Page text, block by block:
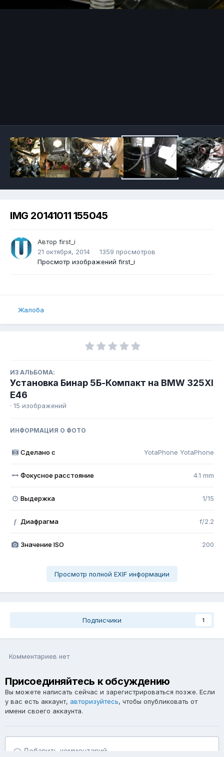
IMG 20141011 155045
Автор first_i
21 октября, 2014
1359 просмотров
Просмотр изображений first_i
Жалоба
ИЗ АЛЬБОМА:
Установка Бинар 5Б-Компакт на BMW 325XI
E46
· 15 изображений
ИНФОРМАЦИЯ О ФОТО
Сделано с YotaPhone YotaPhone
Фокусное расстояние 4.1 mm
Выдержка 1/15
f Диафрагма f/2.2
Значение ISO 200
Просмотр полной EXIF информации
Подписчики 1
Комментариев нет
Присоединяйтесь к обсуждению
Вы можете написать сейчас и зарегистрироваться позже. Если
у вас есть аккаунт, авторизуйтесь, чтобы опубликовать от
имени своего аккаунта.
Добавить комментарий...